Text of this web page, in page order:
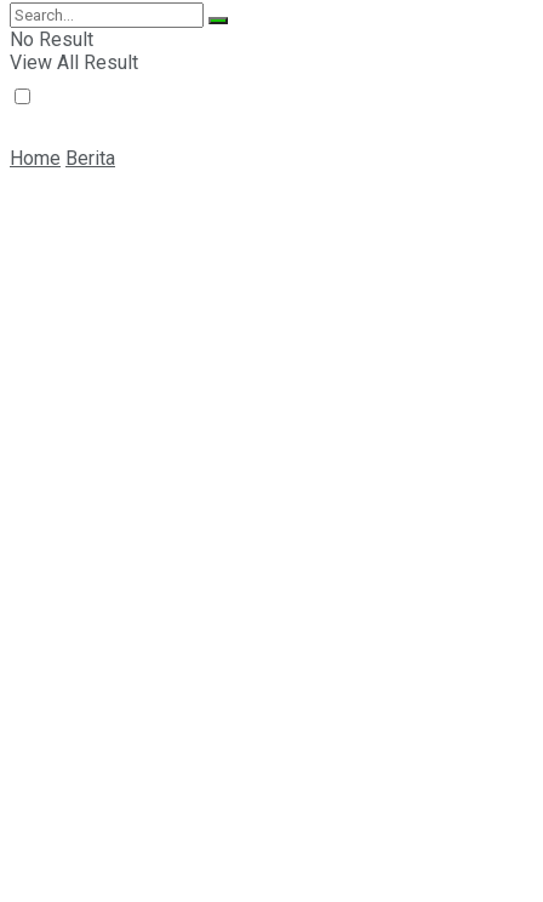
E-Magazine
No Result
View All Result
Home Berita